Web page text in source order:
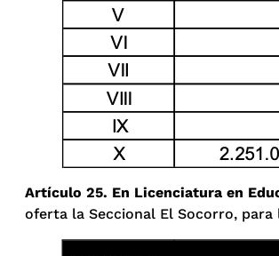
Artículo 25. En Licenciatura en
oferta la Seccional El Socorro, para